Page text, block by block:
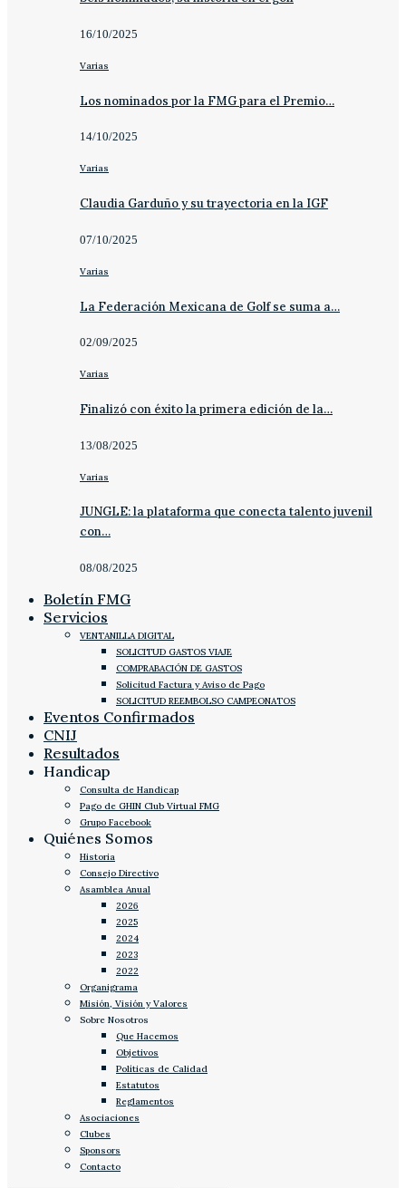
16/10/2025
Varias
Los nominados por la FMG para el Premio…
14/10/2025
Varias
Claudia Garduño y su trayectoria en la IGF
07/10/2025
Varias
La Federación Mexicana de Golf se suma a…
02/09/2025
Varias
Finalizó con éxito la primera edición de la…
13/08/2025
Varias
JUNGLE: la plataforma que conecta talento juvenil
con…
08/08/2025
Boletín FMG
Servicios
VENTANILLA DIGITAL
SOLICITUD GASTOS VIAJE
COMPRABACIÓN DE GASTOS
Solicitud Factura y Aviso de Pago
SOLICITUD REEMBOLSO CAMPEONATOS
Eventos Confirmados
CNIJ
Resultados
Handicap
Consulta de Handicap
Pago de GHIN Club Virtual FMG
Grupo Facebook
Quiénes Somos
Historia
Consejo Directivo
Asamblea Anual
2026
2025
2024
2023
2022
Organigrama
Misión, Visión y Valores
Sobre Nosotros
Que Hacemos
Objetivos
Políticas de Calidad
Estatutos
Reglamentos
Asociaciones
Clubes
Sponsors
Contacto